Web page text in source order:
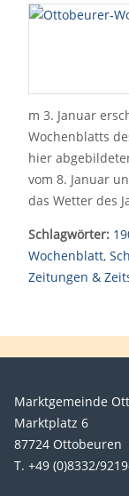
m 3. Januar
Wochenblatts
hier
vom 8. Januar
das Wetter des
Schlagwörter:
Wochenblatt,
Zeitungen &
Marktgemeinde
Marktplatz 6
87724 Ottobeuren
T. +49 (0)8332/